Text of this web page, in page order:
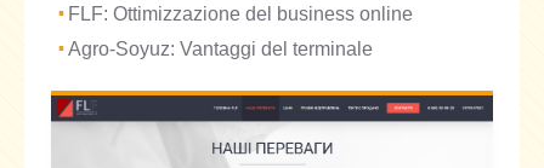
FLF: Ottimizzazione del business online
Agro-Soyuz: Vantaggi del terminale